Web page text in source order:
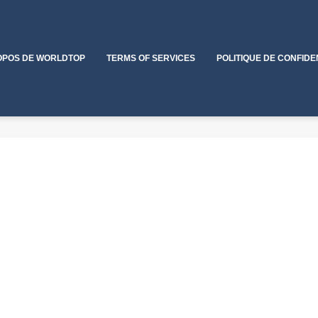
DE WORLDTOP TERMS OF SERVICES POLITIQUE DE